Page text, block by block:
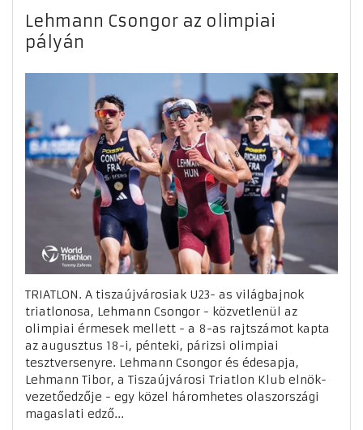
Lehmann Csongor az olimpiai
pályán
TRIATLON. A tiszaújvárosiak U23- as világbajnok
triatlonosa, Lehmann Csongor - közvetlenül az
olimpiai érmesek mellett - a 8-as rajtszámot kapta
az augusztus 18-i, pénteki, párizsi olimpiai
tesztversenyre. Lehmann Csongor és édesapja,
Lehmann Tibor, a Tiszaújvárosi Triatlon Klub elnök-
vezetőedzője - egy közel háromhetes olaszországi
magaslati edző...